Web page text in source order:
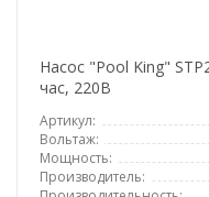
Насос "Pool King"
час, 220В
Артикул:
Вольтаж:
Мощность:
Производитель: